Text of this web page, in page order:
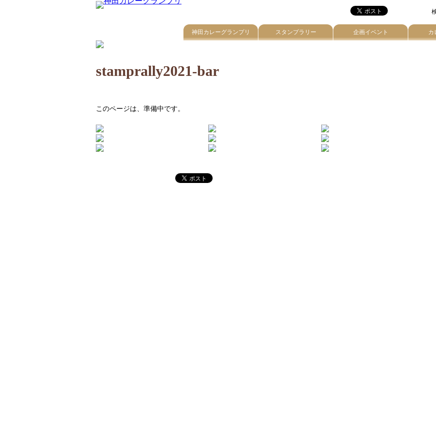
神田カレーグランプリ スタンプラリー 企画イベント カ
stamprally2021-bar
このページは、準備中です。